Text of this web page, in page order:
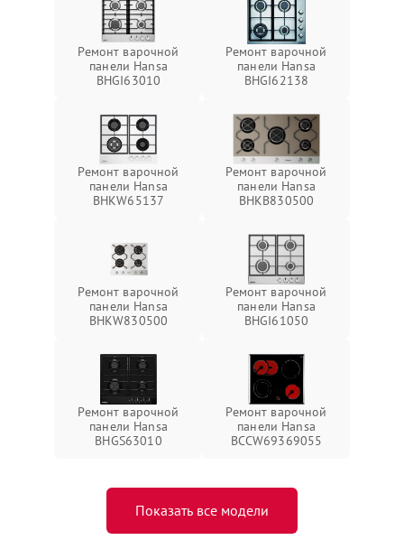
Ремонт варочной
панели Hansa
BHGI63010
Ремонт варочной
панели Hansa
BHGI62138
Ремонт варочной
панели Hansa
BHKW65137
Ремонт варочной
панели Hansa
BHKB830500
Ремонт варочной
панели Hansa
BHKW830500
Ремонт варочной
панели Hansa
BHGI61050
Ремонт варочной
панели Hansa
BHGS63010
Ремонт варочной
панели Hansa
BCCW69369055
Показать все модели